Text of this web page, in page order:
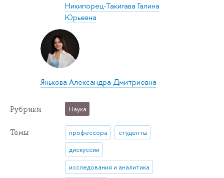
Никипорец-Такигава Галина
Юрьевна
Янькова Александра Дмитриевна
Рубрики Наука
Темы профессора
студенты
дискуссии
исследования и аналитика